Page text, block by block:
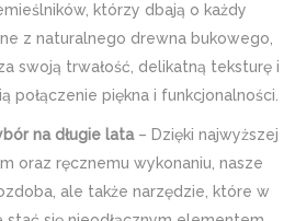
którzy dbają o każdy
z naturalnego drewna bukowego,
swoją trwałość, delikatną teksturę i
połączenie piękna i funkcjonalności.
na długie lata– Dzięki najwyższej
oraz ręcznemu wykonaniu, nasze
ale także narzędzie, które w